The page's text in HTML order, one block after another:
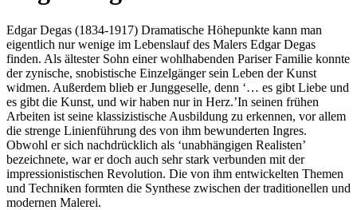
Edgar Degas (1834-1917) Dramatische Höhepunkte kann man
eigentlich nur wenige im Lebenslauf des Malers Edgar Degas
finden. Als ältester Sohn einer wohlhabenden Pariser Familie konnte
der zynische, snobistische Einzelgänger sein Leben der Kunst
widmen. Außerdem blieb er Junggeselle, denn ‘… es gibt Liebe und
es gibt die Kunst, und wir haben nur in Herz.’In seinen frühen
Arbeiten ist seine klassizistische Ausbildung zu erkennen, vor allem
die strenge Linienführung des von ihm bewunderten Ingres.
Obwohl er sich nachdrücklich als ‘unabhängigen Realisten’
bezeichnete, war er doch auch sehr stark verbunden mit der
impressionistischen Revolution. Die von ihm entwickelten Themen
und Techniken formten die Synthese zwischen der traditionellen und
modernen Malerei.